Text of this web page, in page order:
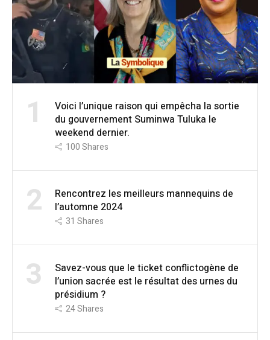
1
Voici l’unique raison qui empêcha la sortie
du gouvernement Suminwa Tuluka le
weekend dernier.
100Shares
2
Rencontrez les meilleurs mannequins de
l’automne 2024
31 Shares
3
Savez-vous que le ticket conflictogène de
l’union sacrée est le résultat des urnes du
présidium ?
24Shares